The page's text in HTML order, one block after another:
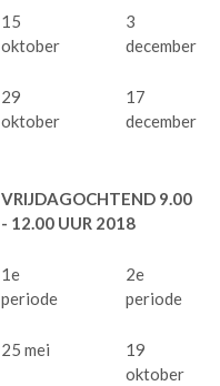
15
oktober
3
december
29
oktober
17
december
VRIJDAGOCHTEND 9.00
- 12.00 UUR 2018
1e
periode
2e
periode
25 mei
19
oktober